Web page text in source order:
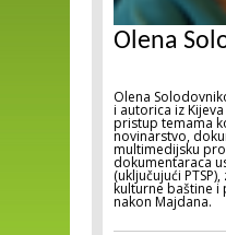
Olena
Olena
i autorica iz
pristup temama
novinarstvo,
multimedijsku
dokumentaraca
(uključujući
kulturne baštine i
nakon Majdana.